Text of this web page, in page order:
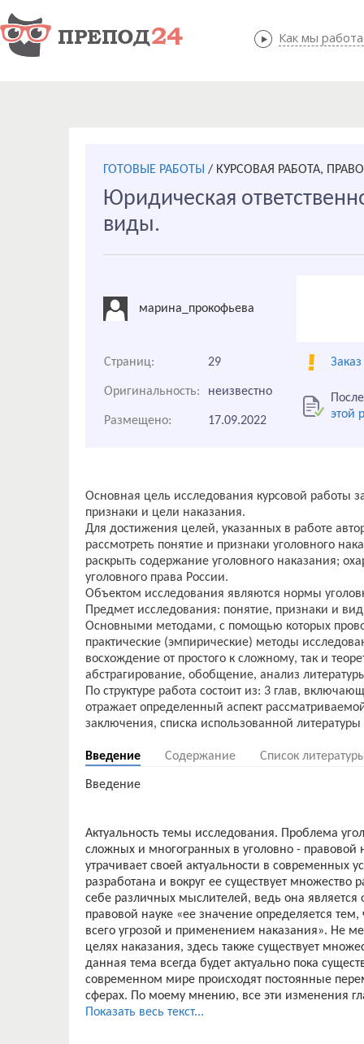
Как мы
Как мы
ГОТОВЫЕ РАБОТЫ / КУРСОВАЯ РАБОТА,
Юридическая
виды.
марина_прокофьева
Страниц: 29
Оригинальность: неизвестно
этой
Размещено: 17.09.2022
Основная цель исследования курсовой работы
признаки и цели наказания.
Для достижения целей, указанных в работе
рассмотреть понятие и признаки уголовного
раскрыть содержание уголовного наказания;
уголовного права России.
Объектом исследования являются нормы
Предмет исследования: понятие, признаки и
Основными методами, с помощью которых
практические (эмпирические) методы
восхождение от простого к сложному, так и
абстрагирование, обобщение, анализ
По структуре работа состоит из: 3 глав,
отражает определенный аспект
Введение Содержание Список
Введение
Актуальность темы исследования. Проблема
сложных и многогранных в уголовно -
утрачивает своей актуальности в современных
разработана и вокруг ее существует множество
себе различных мыслителей, ведь она
правовой науке «ее значение определяется
всего угрозой и применением наказания». Не
целях наказания, здесь также существует
данная тема всегда будет актуально пока
современном мире происходят постоянные
сферах. По моему мнению, все эти изменения
наказание. Мы живем в информационном
Показать весь текст...